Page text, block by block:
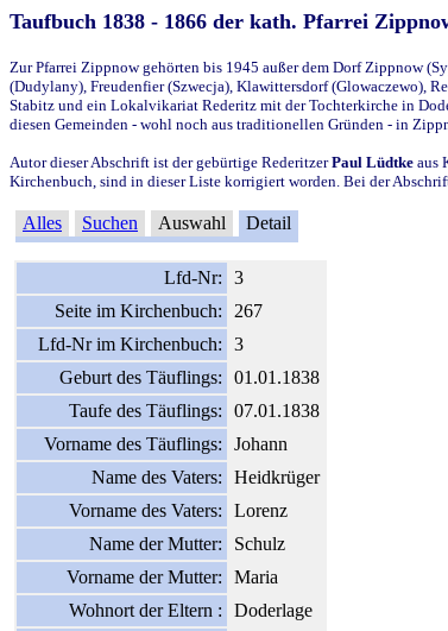
Taufbuch 1838 - 1866 der kath. Pfarrei
Zur Pfarrei Zippnow gehörten bis 1945 außer dem Dorf Zippnow
(Dudylany), Freudenfier (Szwecja), Klawittersdorf (Glowaczewo),
Stabitz und ein Lokalvikariat Rederitz mit der Tochterkirche in
diesen Gemeinden - wohl noch aus traditionellen Gründen - in
Autor dieser Abschrift ist der gebürtige RederitzerPaul Lüdtke aus
Kirchenbuch, sind in dieser Liste korrigiert worden. Bei der
Alles Suchen Auswahl Detail
Lfd-Nr:
3
Seite im Kirchenbuch:
267
Lfd-Nr im Kirchenbuch:
3
Geburt des Täuflings:
01.01.1838
Taufe des Täuflings:
07.01.1838
Vorname des Täuflings:
Johann
Name des Vaters:
Heidkrüger
Vorname des Vaters:
Lorenz
Name der Mutter:
Schulz
Vorname der Mutter:
Maria
Wohnort der Eltern :
Doderlage